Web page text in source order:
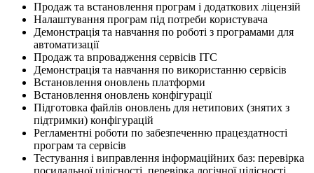
Продаж та встановлення програм і додаткових ліцензій
Налаштування програм під потреби користувача
Демонстрація та навчання по роботі з програмами для
автоматизації
Продаж та впровадження сервісів ІТС
Демонстрація та навчання по використанню сервісів
Встановлення оновлень платформи
Встановлення оновлень конфігурації
Підготовка файлів оновлень для нетипових (знятих з
підтримки) конфігурацій
Регламентні роботи по забезпеченню працездатності
програм та сервісів
Тестування і виправлення інформаційних баз: перевірка